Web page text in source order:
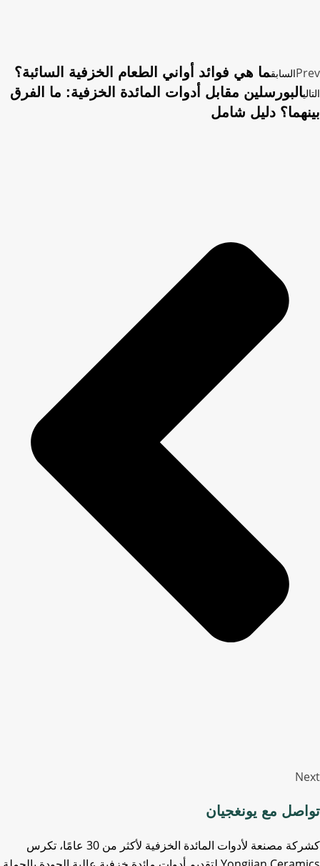
Prevالسابقما هي فوائد أواني الطعام الخزفية السائبة؟
التاليالبورسلين مقابل أدوات المائدة الخزفية: ما الفرق
بينهما؟ دليل شامل
Next
تواصل مع يونغجيان
كشركة مصنعة لأدوات المائدة الخزفية لأكثر من 30 عامًا، تكرس